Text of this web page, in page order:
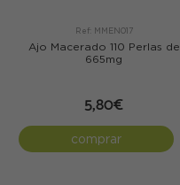
Ref: MMEN017
Ajo Macerado 110 Perlas de
665mg
5,80€
comprar